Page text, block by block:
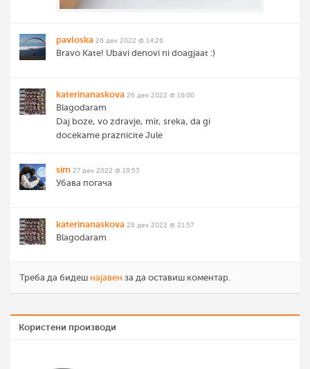
pavloska 26 дек 2022 @ 14:26
Bravo Kate! Ubavi denovi ni doagjaat :)
katerinanaskova 26 дек 2022 @ 16:00
Blagodaram
Daj boze, vo zdravje, mir, sreka, da gi
docekame praznicite Jule
sim 27 дек 2022 @ 19:53
Убава погача
katerinanaskova 28 дек 2022 @ 21:57
Blagodaram
Треба да бидеш најавен за да оставиш коментар.
Користени производи